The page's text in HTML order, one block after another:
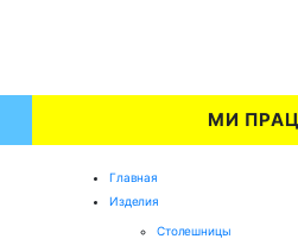
МИ
Главная
Изделия
Столешницы